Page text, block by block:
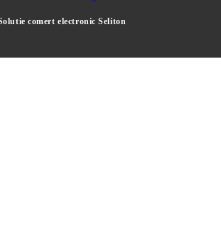
comert electronic Seliton